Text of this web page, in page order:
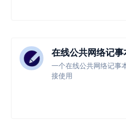
在线公共网络记
一个在线公共网络记事
接使用